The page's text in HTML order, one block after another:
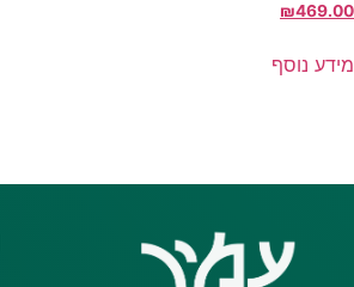
₪469.00
מידע נוסף